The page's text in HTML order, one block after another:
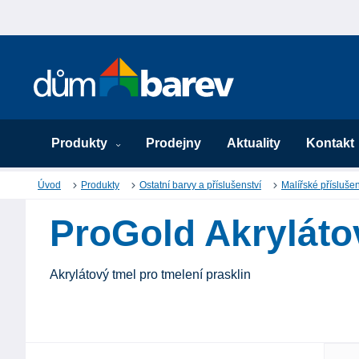
Produkty Prodejny Aktuality Kontakt
Úvod Produkty Ostatní barvy a příslušenství Malířské
ProGold
Akrylátový tmel pro tmelení prasklin